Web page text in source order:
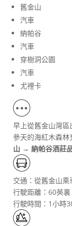
舊金山
汽車
納帕谷
汽車
穿樹洞公園
汽車
尤裡卡
早上從舊金山灣
參天的海紅木森
山 → 納帕谷酒莊
交通：從舊金山
行駛距離：60英裏
行駛時間：1小時